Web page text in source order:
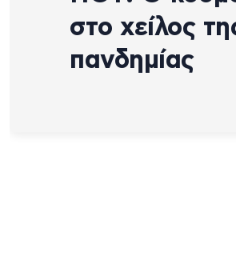
στο χείλος
πανδημίας